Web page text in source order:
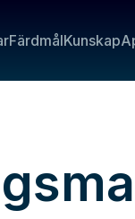
FärdmålKunskap